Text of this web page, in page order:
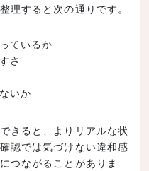
理すると次の通りです。
ているか
さ
いか
きると、よりリアルな状
認では気づけない違和感
つながることがありま